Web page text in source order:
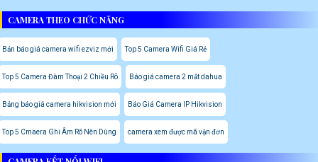
CAMERA THEO CHỨC NĂNG
Bản báo giá camera wifi ezviz mới Top 5 Camera Wifi Giá Rẻ
Top 5 Camera Đàm Thoại 2 Chiều Rõ Báo giá camera 2 mắt dahua
Bảng báo giá camera hikvision mới Báo Giá Camera IP Hikvision
Top 5 Cmaera Ghi Âm Rõ Nên Dùng camera xem được mã vận đơn